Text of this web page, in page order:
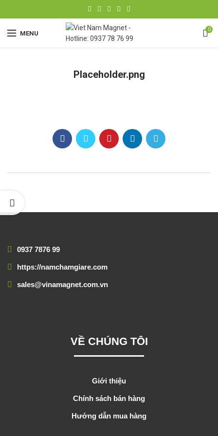
MENU 0
Placeholder.png
0937 7876 99
https://namchamgiare.com
sales@vinamagnet.com.vn
VỀ CHÚNG TÔI
Giới thiệu
Chính sách bán hàng
Hướng dẫn mua hàng